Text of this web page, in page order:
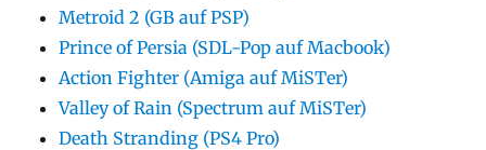
Metroid 2 (GB auf PSP)
Prince of Persia (SDL-Pop auf Macbook)
Action Fighter (Amiga auf MiSTer)
Valley of Rain (Spectrum auf MiSTer)
Death Stranding (PS4 Pro)